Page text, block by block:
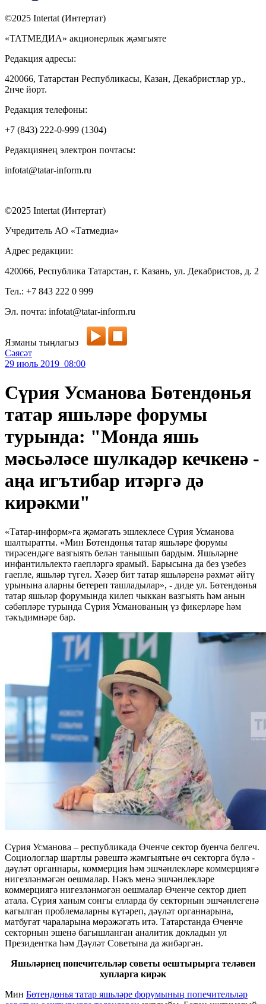
©2025 Intertat (Интертат)
«ТАТМЕДИА» акционерлык җәмгыяте
Редакция адресы:
420066, Татарстан Республикасы, Казан, Декабристлар ур.,
2нче йорт.
Редакция телефоны:
+7 (843) 222-0-999 (1304)
Редакциянең электрон почтасы:
infotat@tatar-inform.ru
©2025 Intertat (Интертат)
Учредитель АО «Татмедиа»
Адрес редакции:
420066, Республика Татарстан, г. Казань, ул. Декабристов, д. 2
Тел.: +7 843 222 0 999
Эл. почта: infotat@tatar-inform.ru
Язманы тыңлагыз
Сәясәт
29 июль 2019 08:00
Сүрия Усманова Бөтендөнья
татар яшьләре форумы
турында: "Монда яшь
мәсьәләсе шулкадәр кечкенә -
аңа игътибар итәргә дә
кирәкми"
«Татар-информ»га җәмәгать эшлеклесе Сүрия Усманова
шалтыратты. «Мин Бөтендөнья татар яшьләре форумы
тирәсендәге вазгыять белән танышып бардым. Яшьләрне
инфантильлектә гаепләргә ярамый. Барысына да без үзебез
гаепле, яшьләр түгел. Хәзер бит татар яшьләренә рәхмәт әйтү
урынына аларны бетереп ташладылар», - диде ул. Бөтендөнья
татар яшьләр форумында килеп чыккан вазгыять һәм анын
сәбәпләре турында Сүрия Усманованың үз фикерләре һәм
тәкъдимнәре бар.
Сүрия Усманова – республикада Өченче сектор буенча белгеч.
Социологлар шартлы рәвештә жәмгыятьне өч секторга бүлә -
дәүләт органнары, коммерция һәм эшчәнлекләре коммерциягә
нигезләнмәгән оешмалар. Нәкъ менә эшчәнлекләре
коммерциягә нигезләнмәгән оешмалар Өченче сектор диеп
атала. Сүрия ханым сонгы елларда бу секторнын эшчәнлегенә
кагылган проблемаларны күтәреп, дәүләт органнарына,
матбугат чараларына мөрәжәгать итә. Татарстанда Өченче
секторнын эшенә багышланган аналитик докладын ул
Президентка һәм Дәүләт Советына да жибәргән.
Яшьләрнең попечительләр советы оештырырга теләвен
хупларга кирәк
Мин Бөтендөнья татар яшьләре форумының попечительләр